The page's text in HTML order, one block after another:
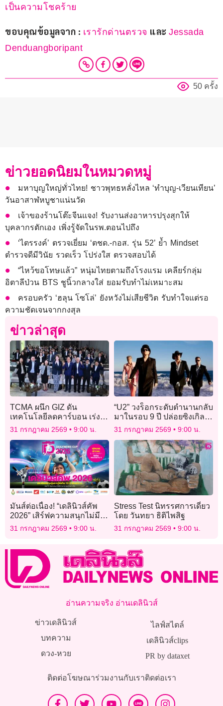
เป็นความโชคร้าย
ขอบคุณข้อมูลจาก : เรารักด่านตรวจ และ Jessada
Denduangboripant
50 ครั้ง
ข่าวยอดนิยมในหมวดหมู่
มหาบุญใหญ่ทั่วไทย! ชาวพุทธหลั่งไหล ‘ทำบุญ-เวียนเทียน’
วันอาสาฬหบูชาแน่นวัด
เจ้าของร้านโต๊ะจีนแจง! รับงานส่งอาหารปรุงสุกให้
บุคลากรตักเอง เพิ่งรู้จัดในรพ.ตอนไปถึง
‘ไตรรงค์’ ตรวจเยี่ยม ‘ตชด.-กอส. รุ่น 52’ ย้ำ Mindset
ตำรวจดีมีวินัย รวดเร็ว โปร่งใส ตรวจสอบได้
“ไหว้ขอโทษแล้ว” หนุ่มไทยตามถึงโรงแรม เคลียร์กลุ่ม
อิตาลีป่วน BTS ชูนิ้วกลางใส่ ยอมรับทำไม่เหมาะสม
ครอบครัว ‘ฮลุน โซโล่’ ยังหวังไม่เสียชีวิต รับทำใจแต่รอ
ความชัดเจนจากกงสุล
ข่าวล่าสุด
TCMA ผนึก GIZ ดัน
เทคโนโลยีลดคาร์บอน เร่ง
ปูนไทยสู่ Net Zero 2050
31 กรกฎาคม 2569 9:00 น.
“U2” วงร็อกระดับตำนานกลับ
มาในรอบ 9 ปี ปล่อยซิงเกิล
ใหม่สุดเท่ “Street Of
Dreams”เอาใจแฟนๆ
31 กรกฎาคม 2569 9:00 น.
มันส์ต่อเนื่อง! “เดลินิวส์คัพ
2026” เสิร์ฟความสนุกไม่มี
พัก ถึงคิวรุ่น 16 ปี ก
31 กรกฎาคม 2569 9:00 น.
Stress Test นิทรรศการเดี่ยว
โดย วันทยา ธิติไพสิฐ
31 กรกฎาคม 2569 9:00 น.
อ่านความจริง อ่านเดลินิวส์
ข่าวเดลินิวส์
บทความ
ดวง-หวย
ไลฟ์สไตล์
เดลินิวส์clips
PR by dataxet
ติดต่อโฆษณาร่วมงานกับเราติดต่อเรา